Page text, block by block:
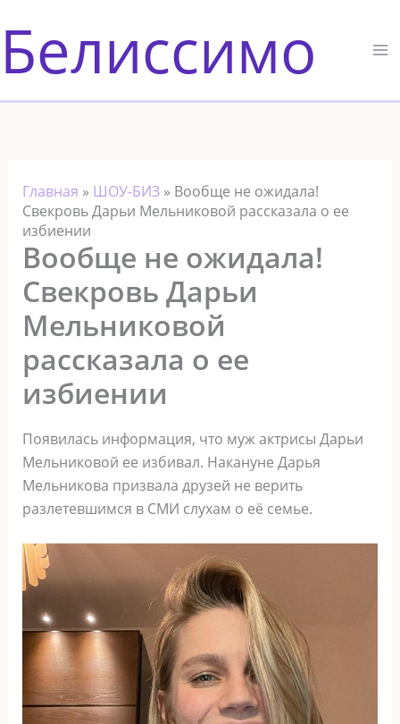
к
содержимому
Белиссимо
Главная » ШОУ-БИЗ» Вообще не ожидала!
Свекровь Дарьи Мельниковой рассказала о ее
избиении
Вообще не ожидала!
Свекровь Дарьи
Мельниковой
рассказала о ее
избиении
Появилась информация, что муж актрисы Дарьи
Мельниковой ее избивал. Накануне Дарья
Мельникова призвала друзей не верить
разлетевшимся в СМИ слухам о её семье.